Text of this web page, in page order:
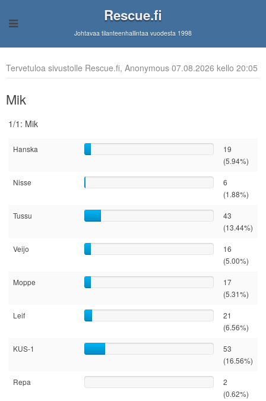
Rescue.fi
Johtavaa tilanteenhallintaa vuodesta 1998
Tervetuloa sivustolle Rescue.fi, Anonymous 07.08.2026 kello 20:05
Mik
1/1: Mik
Hanska
19
(5.94%)
Nisse
6
(1.88%)
Tussu
43
(13.44%)
Veijo
16
(5.00%)
Moppe
17
(5.31%)
Leif
21
(6.56%)
KUS-1
53
(16.56%)
Repa
2
(0.62%)